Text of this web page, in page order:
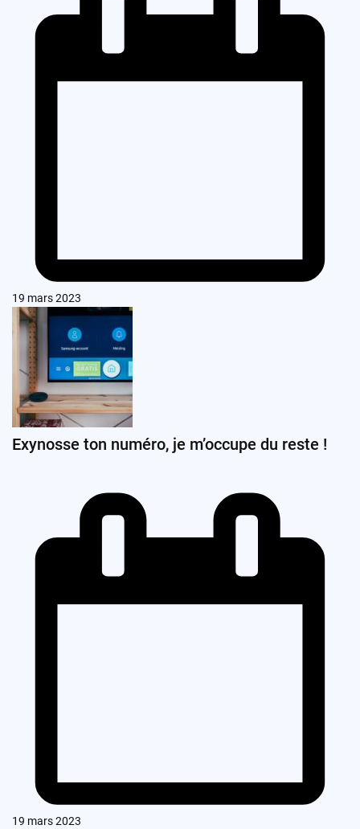
19 mars 2023
Exynosse ton numéro, je m’occupe du reste !
19 mars 2023